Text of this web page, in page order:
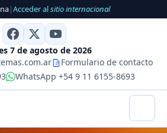
|Acceder alsitio internacional
7 de agosto de 2026
Formulario de contacto
WhatsApp +54 9 11 6155-8693